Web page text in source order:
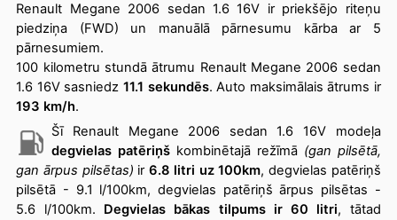
Renault Megane 2006 sedan 1.6 16V ir priekšējo riteņu
piedziņa (FWD) un manuālā pārnesumu kārba ar 5
pārnesumiem.
100 kilometru stundā ātrumu Renault Megane 2006 sedan
1.6 16V sasniedz 11.1 sekundēs. Auto maksimālais ātrums ir
193 km/h.
Šī Renault Megane 2006 sedan 1.6 16V modeļa
degvielas patēriņš kombinētajā režīmā (gan pilsētā,
gan ārpus pilsētas) ir6.8 litri uz 100km, degvielas patēriņš
pilsētā - 9.1 l/100km, degvielas patēriņš ārpus pilsētas -
5.6 l/100km. Degvielas bākas tilpums ir 60 litri, tātad